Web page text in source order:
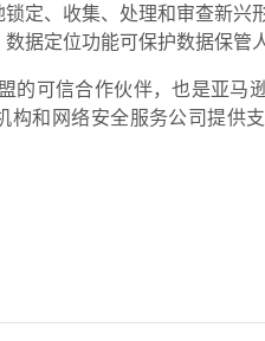
定、收集、处理和审查新
据定位功能可保护数据保管
的可信合作伙伴，也是亚马
构和网络安全服务公司提供